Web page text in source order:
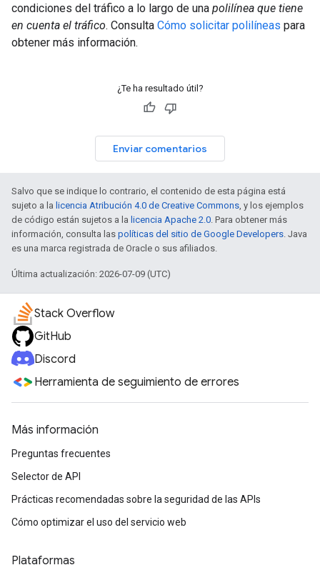
condiciones del tráfico a lo largo de una polilínea que tiene
en cuenta el tráfico. Consulta Cómo solicitar polilíneas para
obtener más información.
¿Te ha resultado útil?
Enviar comentarios
Salvo que se indique lo contrario, el contenido de esta página está
sujeto a la licencia Atribución 4.0 de Creative Commons, y los ejemplos
de código están sujetos a la licencia Apache 2.0. Para obtener más
información, consulta las políticas del sitio de Google Developers. Java
es una marca registrada de Oracle o sus afiliados.
Última actualización: 2026-07-09 (UTC)
Stack Overflow
GitHub
Discord
Herramienta de seguimiento de errores
Más información
Preguntas frecuentes
Selector de API
Prácticas recomendadas sobre la seguridad de las APIs
Cómo optimizar el uso del servicio web
Plataformas